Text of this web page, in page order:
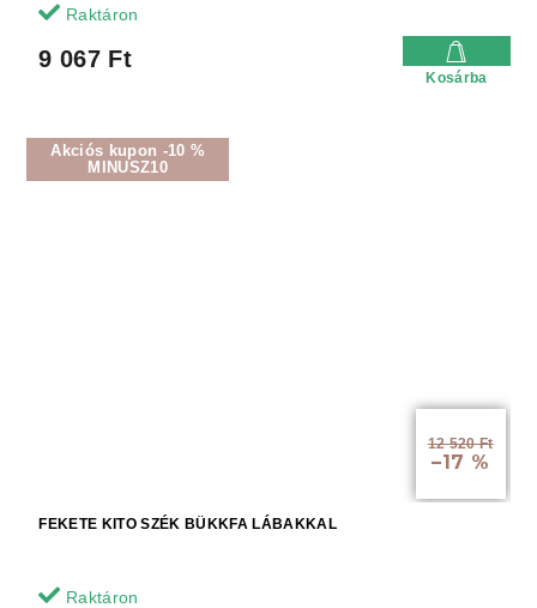
Raktáron
9 067 Ft
Kosárba
Akciós kupon -10 %
MINUSZ10
12 520 Ft
–17 %
FEKETE KITO SZÉK BÜKKFA LÁBAKKAL
Raktáron